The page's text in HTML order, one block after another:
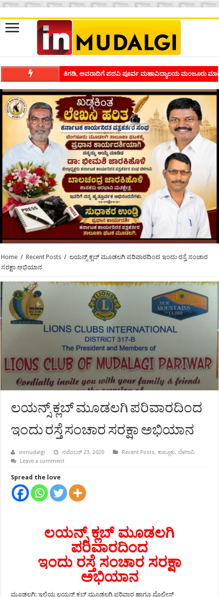
ಶಿವಾಪುರದಲ್ಲಿ ಕವಿಗೋಷ್ಠಿಯ ಸಂಭ್ರಮ ಭಾವನೆಗಳನ್ನು ಕಟ್ಟಿಕೊಡುವ
Home / Recent Posts / ಲಯನ್ಸ್ ಕ್ಲಬ್ ಮೂಡಲಗಿ ಪರಿವಾರದಿಂದ ಇಂದು ರಸ್ತೆ ಸಂಚಾರ
ಸರಕ್ಷಾ ಅಭಿಯಾನ
ಲಯನ್ಸ್ ಕ್ಲಬ್ ಮೂಡಲಗಿ ಪರಿವಾರದಿಂದ
ಇಂದು ರಸ್ತೆ ಸಂಚಾರ ಸರಕ್ಷಾ ಅಭಿಯಾನ
inmudalgi ನವೆಂಬರ್ 23, 2020 Recent Posts,ತಾಲ್ಲೂಕು,ಬೆಳಗಾವಿ
Leave a comment
Spread the love
ಲಯನ್ಸ್ ಕ್ಲಬ್ ಮೂಡಲಗಿ
ಪರಿವಾರದಿಂದ
ಇಂದು ರಸ್ತೆ ಸಂಚಾರ ಸರಕ್ಷಾ
ಅಭಿಯಾನ
ಮೂಡಲಗಿ: ಇಲ್ಲಿಯ ಲಯನ್ಸ್ ಕ್ಲಬ್ ಮೂಡಲಗಿ ಪರಿವಾರ ಹಾಗೂ ಪೊಲೀಸ್